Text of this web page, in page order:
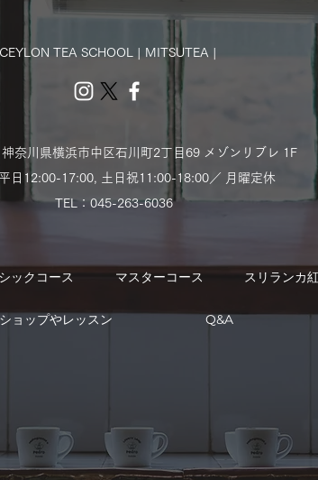
CEYLON TEA SCHOOL | MITSUTEA |
奈川県横浜市中区石川町2丁目69 メゾンリブレ 1F
日12:00-17:00, 土日祝11:00-18:00／ 月曜定休
TEL：​045-263-6036
ックコース マスターコース スリランカ
ョップやレッスン Q&A